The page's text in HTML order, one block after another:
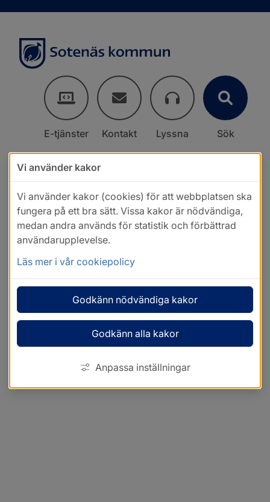
E-tjänster Kontakt Lyssna Sök
Vi använder kakor
Vi använder kakor (cookies) för att webbplatsen ska
fungera på ett bra sätt. Vissa kakor är nödvändiga,
medan andra används för statistik och förbättrad
användarupplevelse.
Läs mer i vår cookiepolicy
Godkänn nödvändiga kakor
Godkänn alla kakor
Anpassa inställningar